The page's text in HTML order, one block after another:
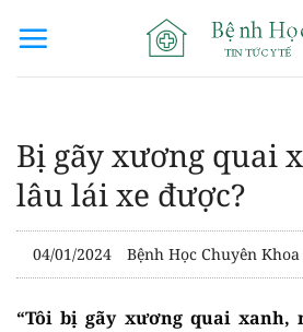
qua
Bị gãy xương quai
lâu lái xe được?
04/01/2024 Bệnh Học Chuyên Khoa
“Tôi bị gãy xương quai xanh,